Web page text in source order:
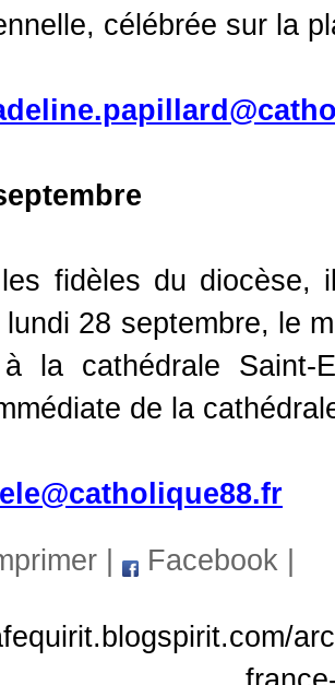
célébrée sur la
fidèles du diocèse,
28 septembre, le
la cathédrale
de la
Facebook